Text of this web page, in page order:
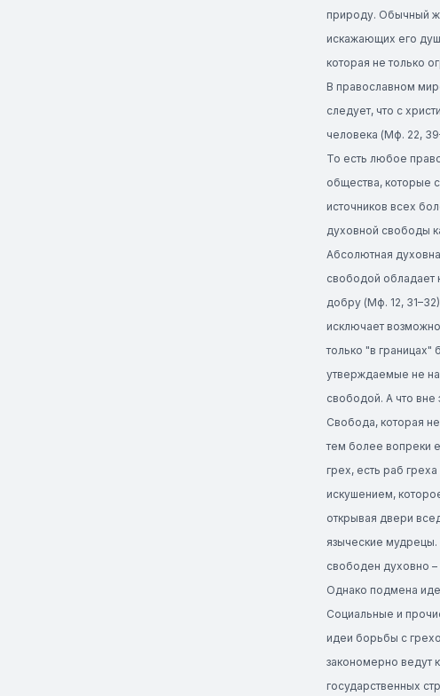
природу. Обычный
искажающих его
которая не только
В православном
следует, что с
человека (Мф. 22,
То есть любое
общества, которые
источников всех
духовной свободы
Абсолютная
свободой обладает
добру (Мф. 12,
исключает
только "в
утверждаемые не
свободой. А что вне
Свобода, которая
тем более вопреки
грех, есть раб
искушением,
открывая двери
языческие мудрецы.
свободен духовно
Однако подмена
Социальные и
идеи борьбы с
закономерно ведут
государственных